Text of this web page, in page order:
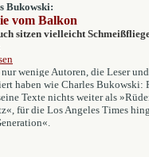
Bukowski:
vom Balkon
sitzen vielleicht
wenige Autoren, die Leser
haben wie Charles Bukowski:
Texte nichts weiter als
für die Los Angeles Times